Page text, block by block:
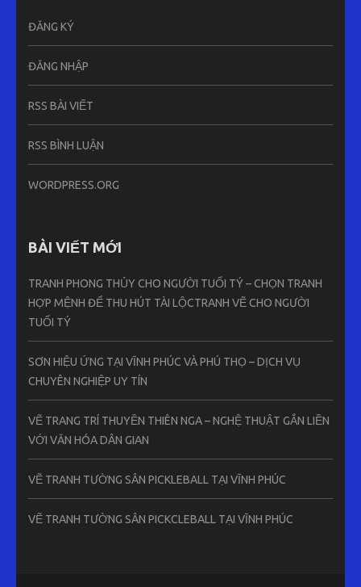
ĐĂNG KÝ
ĐĂNG NHẬP
RSS BÀI VIẾT
RSS BÌNH LUẬN
WORDPRESS.ORG
BÀI VIẾT MỚI
TRANH PHONG THỦY CHO NGƯỜI TUỔI TÝ – CHỌN TRANH
HỢP MỆNH ĐỂ THU HÚT TÀI LỘCTRANH VẼ CHO NGƯỜI
TUỔI TÝ
SƠN HIỆU ỨNG TẠI VĨNH PHÚC VÀ PHÚ THỌ – DỊCH VỤ
CHUYÊN NGHIỆP UY TÍN
VẼ TRANG TRÍ THUYỀN THIÊN NGA – NGHỆ THUẬT GẮN LIỀN
VỚI VĂN HÓA DÂN GIAN
VẼ TRANH TƯỜNG SÂN PICKLEBALL TẠI VĨNH PHÚC
VẼ TRANH TƯỜNG SÂN PICKCLEBALL TẠI VĨNH PHÚC